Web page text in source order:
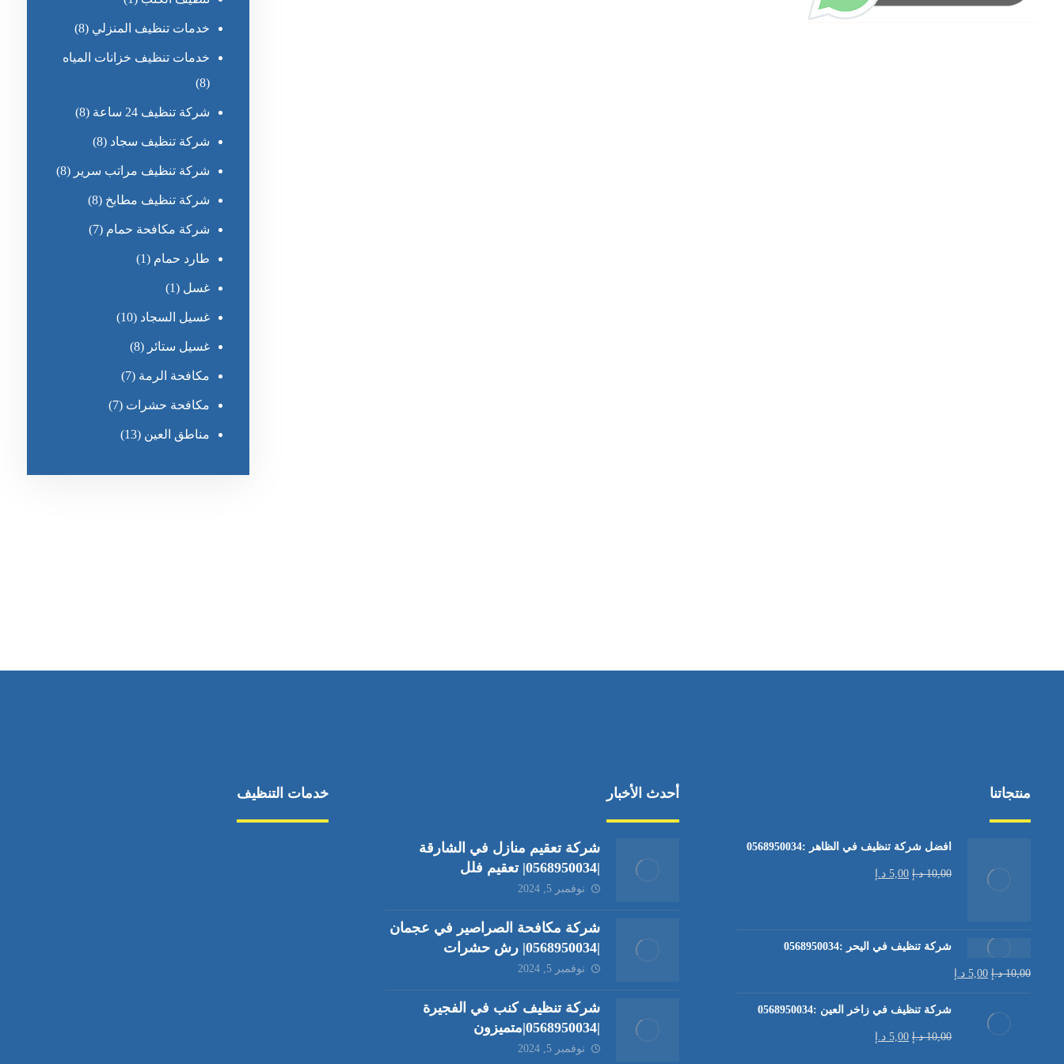
خدمات تنظيف المنزلي (8)
خدمات تنظيف خزانات المياه
(8)
شركة تنظيف 24 ساعة (8)
شركة تنظيف سجاد (8)
شركة تنظيف مراتب سرير (8)
شركة تنظيف مطابخ (8)
شركة مكافحة حمام (7)
طارد حمام (1)
غسل (1)
غسيل السجاد (10)
غسيل ستائر (8)
مكافحة الرمة (7)
مكافحة حشرات (7)
مناطق العين (13)
منتجاتنا
افضل شركة تنظيف في الظاهر :0568950034
10,00 د.إ 5,00 د.إ
شركة تنظيف في اليحر :0568950034
10,00 د.إ 5,00 د.إ
شركة تنظيف في زاخر العين :0568950034
10,00 د.إ 5,00 د.إ
أحدث الأخبار
شركة تعقيم منازل في الشارقة
|0568950034| تعقيم فلل
نوفمبر 5, 2024
شركة مكافحة الصراصير في عجمان
|0568950034| رش حشرات
نوفمبر 5, 2024
شركة تنظيف كنب في الفجيرة
|0568950034|متميزون
نوفمبر 5, 2024
خدمات التنظيف